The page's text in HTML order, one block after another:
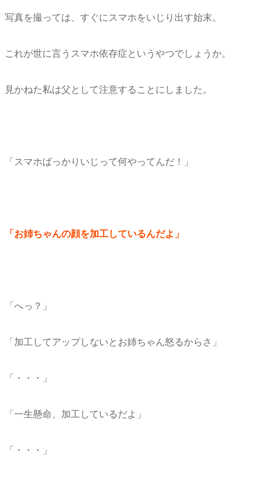
写真を撮っては、すぐにスマホをいじり出す始末。
これが世に言うスマホ依存症というやつでしょうか。
見かねた私は父として注意することにしました。
「スマホばっかりいじって何やってんだ！」
「お姉ちゃんの顔を加工しているんだよ」
「へっ？」
「加工してアップしないとお姉ちゃん怒るからさ」
「・・・」
「一生懸命、加工しているだよ」
「・・・」